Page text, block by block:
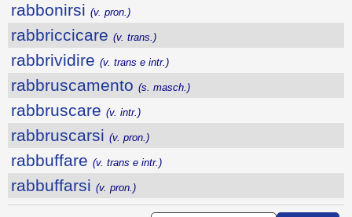
rabbonirsi (v. pron.)
rabbriccicare (v. trans.)
rabbrividire (v. trans e intr.)
rabbruscamento (s. masch.)
rabbruscare (v. intr.)
rabbruscarsi (v. pron.)
rabbuffare (v. trans e intr.)
rabbuffarsi (v. pron.)